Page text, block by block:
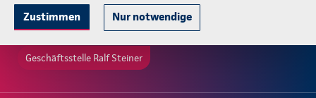
Zustimmen Nur notwendige
Geschäftsstelle Ralf Steiner